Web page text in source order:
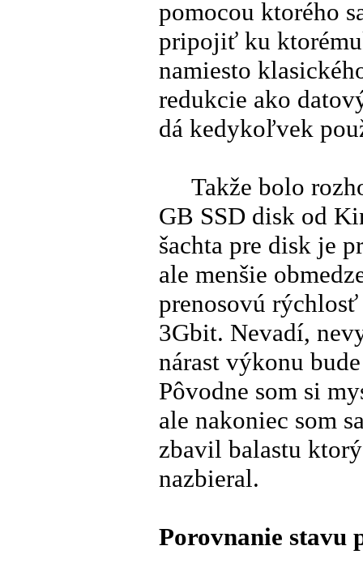
pomocou ktorého
pripojiť ku
namiesto
redukcie ako
dá kedykoľvek
Takže bolo
GB SSD disk od
šachta pre disk je
ale menšie
prenosovú
3Gbit. Nevadí,
nárast výkonu
Pôvodne som si
ale nakoniec som
zbavil balastu
nazbieral.
Porovnanie stavu